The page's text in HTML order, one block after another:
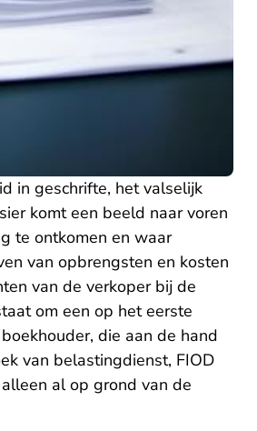
in geschrifte, het valselijk
komt een beeld naar voren
te ontkomen en waar
van opbrengsten en kosten
van de verkoper bij de
om een op het eerste
die aan de hand
van belastingdienst, FIOD
al op grond van de